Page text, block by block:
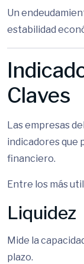
Un
estabilidad
Claves
Las empresas
indicadores que
financiero.
Entre los más
Liquidez
Mide la
plazo.